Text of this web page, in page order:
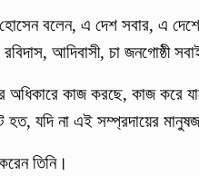
বলেন, এ দেশ সবার, এ দেশে
আদিবাসী, চা জনগোষ্ঠী
কাজ করছে, কাজ করে
যদি না এই সম্প্রদায়ের
তিনি।